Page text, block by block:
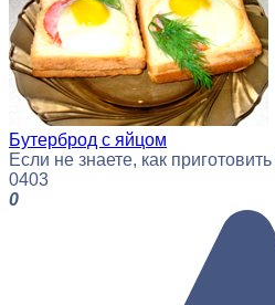
Бутерброд с яйцом
Если не знаете, как
0403
0